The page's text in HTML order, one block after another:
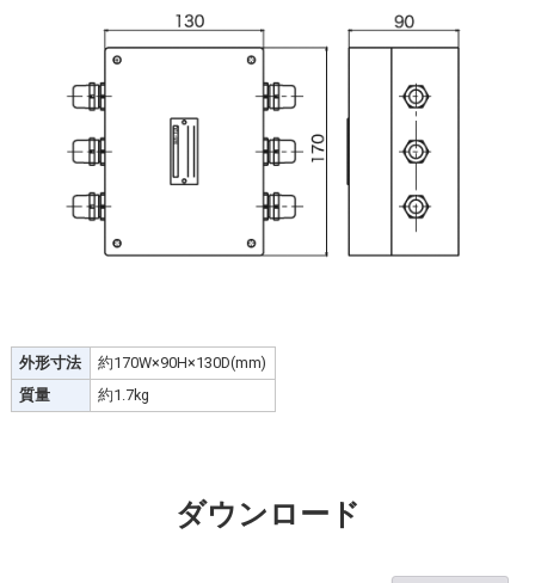
外形寸法
約170W×90H×130D(mm)
質量
約1.7kg
ダウンロード